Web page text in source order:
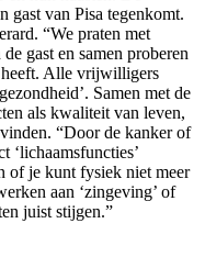
gast van Pisa tegenkomt.
“We praten met
gast en samen proberen
heeft. Alle vrijwilligers
Samen met de
als kwaliteit van leven,
“Door de kanker of
‘lichaamsfuncties’
of je kunt fysiek niet meer
aan ‘zingeving’ of
juist stijgen.”